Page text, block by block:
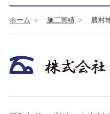
ホーム 施工実績 農村